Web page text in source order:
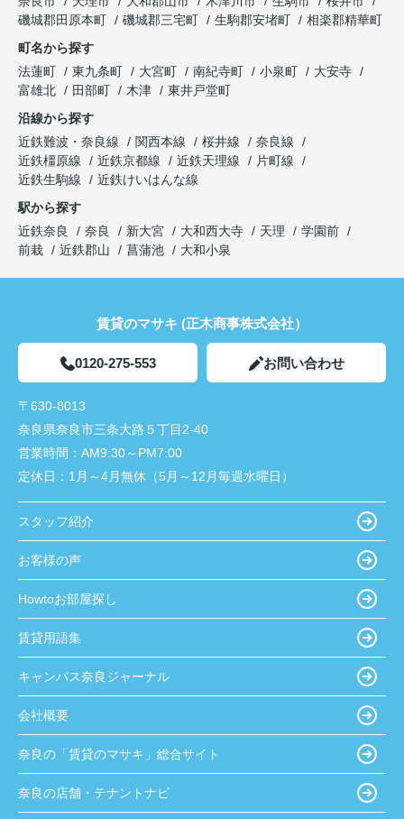
磯城郡田原本町
磯城郡三宅町 生駒郡安堵町
相楽郡精華町
町名から探す
法蓮町
東九条町 大宮町 南紀寺町 小泉町
大安寺
富雄北
田部町 木津
東井戸堂町
沿線から探す
近鉄難波・奈良線
関西本線 桜井線
奈良線
近鉄橿原線
近鉄京都線 近鉄天理線
片町線
近鉄生駒線
近鉄けいはんな線
駅から探す
近鉄奈良
奈良 新大宮 大和西大寺 天理
学園前
前栽
近鉄郡山 菖蒲池 大和小泉
賃貸のマサキ (正木商事株式会社）
0120-275-553 お問い合わせ
〒630-8013
奈良県奈良市三条大路５丁目2-40
営業時間： AM9:30～PM7:00
定休日： 1月～4月無休（5月～12月毎週水曜日）
スタッフ紹介
お客様の声
Howtoお部屋探し
賃貸用語集
キャンパス奈良ジャーナル
会社概要
奈良の「賃貸のマサキ」総合サイト
奈良の店舗・テナントナビ